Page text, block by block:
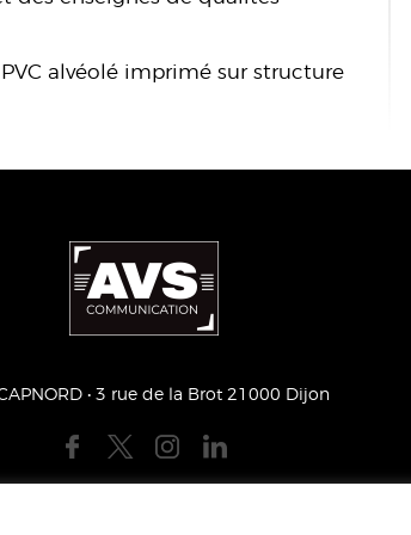
alvéolé imprimé sur structure
• 3 rue de la Brot 21000 Dijon